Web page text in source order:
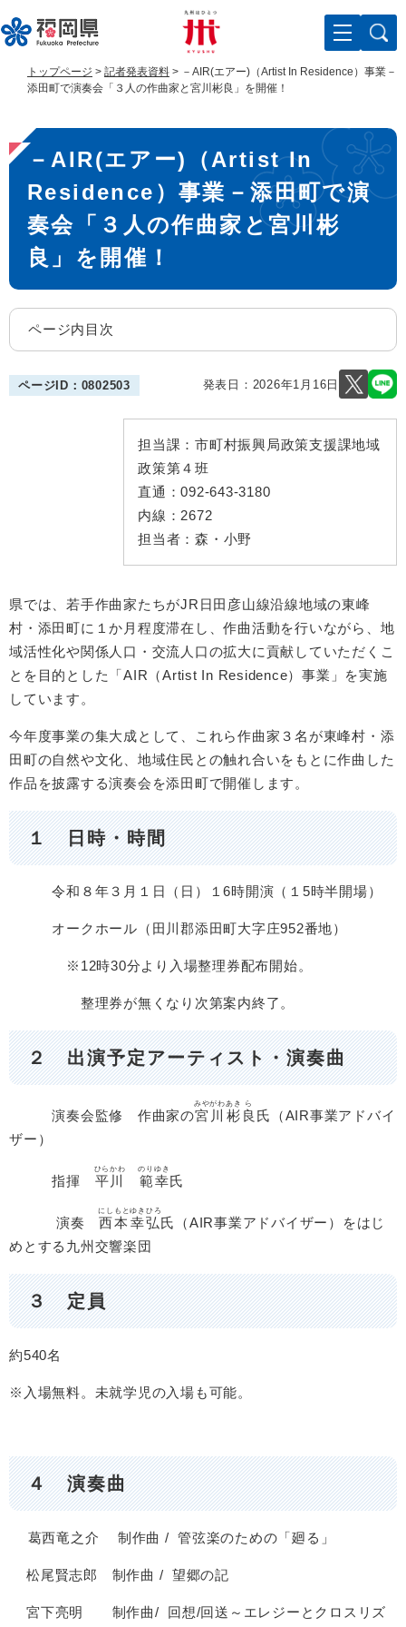
ー
ジ
す
。
ニ
ュ
し
て
トップページ > 記者発表資料 > －AIR(エアー)（Artist In Residence）事業－
添田町で演奏会「３人の作曲家と宮川彬良」を開催！
本
文
－AIR(エアー)（Artist In
Residence）事業－添田町で演
奏会「３人の作曲家と宮川彬
良」を開催！
ページ内目次
ページID：0802503 発表日： 2026年1月16日
担当課： 市町村振興局政策支援課地域
政策第４班
直通：092-643-3180
内線： 2672
担当者： 森・小野
県では、若手作曲家たちがJR日田彦山線沿線地域の東峰
村・添田町に１か月程度滞在し、作曲活動を行いながら、地
域活性化や関係人口・交流人口の拡大に貢献していただくこ
とを目的とした「AIR（Artist In Residence）事業」を実施
しています。
今年度事業の集大成として、これら作曲家３名が東峰村・添
田町の自然や文化、地域住民との触れ合いをもとに作曲した
作品を披露する演奏会を添田町で開催します。
１ 日時・時間
令和８年３月１日（日）１6時開演（１5時半開場）
オークホール（田川郡添田町大字庄952番地）
※12時30分より入場整理券配布開始。
整理券が無くなり次第案内終了。
２出演予定アーティスト・演奏曲
演奏会監修 作曲家の宮川
みやがわ
彬
あき
良
ら
氏（AIR事業アドバイ
ザー）
指揮 平川
ひらかわ
範
のり
幸
ゆき
氏
演奏西本
にしもと
幸弘
ゆきひろ
氏（AIR事業アドバイザー）をはじ
めとする九州交響楽団
３ 定員
約540名
※入場無料。未就学児の入場も可能。
４ 演奏曲​
葛西竜之介 制作曲 / 管弦楽のための「廻る」
松尾賢志郎 制作曲 / 望郷の記
宮下亮明 制作曲/ 回想/回送～エレジーとクロスリズ